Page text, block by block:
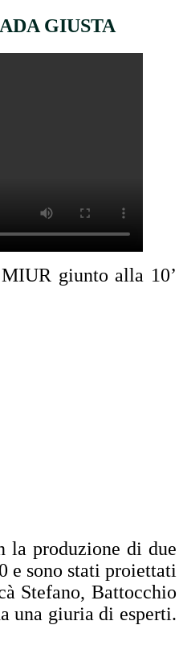
GIUSTA
giunto alla 10’
la produzione di due
e sono stati proiettati
Stefano, Battocchio
una giuria di esperti.